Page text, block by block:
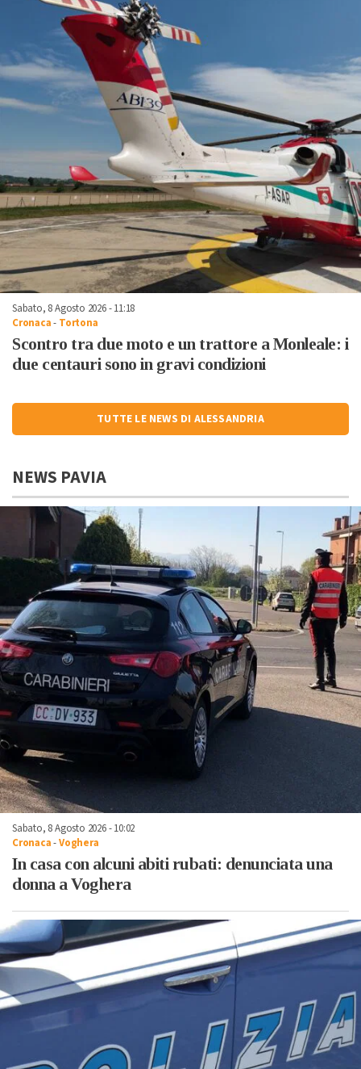
Sabato, 8 Agosto 2026 - 11:18
Cronaca- Tortona
Scontro tra due moto e un trattore a Monleale: i
due centauri sono in gravi condizioni
TUTTE LE NEWS DI ALESSANDRIA
NEWS PAVIA
Sabato, 8 Agosto 2026 - 10:02
Cronaca-Voghera
In casa con alcuni abiti rubati: denunciata una
donna a Voghera